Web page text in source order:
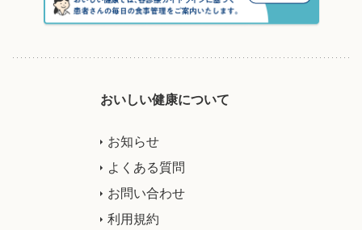
おいしい健康について
お知らせ
よくある質問
お問い合わせ
利用規約